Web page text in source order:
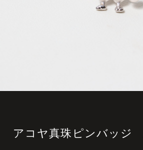
アコヤ真珠ピンバッジ